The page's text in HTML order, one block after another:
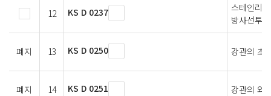
12 KS D 0237
스테인리
방사선투
폐지 13 KS D 0250 강관의 초
폐지 14 KS D 0251 강관의 와